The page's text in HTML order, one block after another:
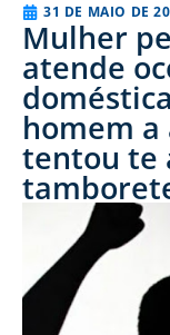
31 DE MAIO DE
Mulher
atende
homem
tentou te